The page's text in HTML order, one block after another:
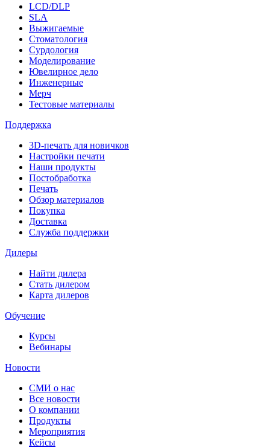
LCD/DLP
SLA
Выжигаемые
Стоматология
Сурдология
Моделирование
Ювелирное дело
Инженерные
Мерч
Тестовые материалы
Поддержка
3D-печать для новичков
Настройки печати
Наши продукты
Постобработка
Печать
Обзор материалов
Покупка
Доставка
Служба поддержки
Дилеры
Найти дилера
Cтать дилером
Карта дилеров
Обучение
Курсы
Вебинары
Новости
СМИ о нас
Все новости
О компании
Продукты
Мероприятия
Кейсы